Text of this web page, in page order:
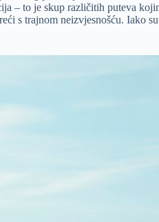
– to je skup različitih puteva
s trajnom neizvjesnošću. Iako